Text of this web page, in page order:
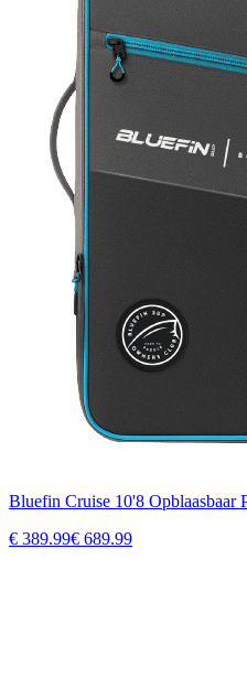
Bluefin Cruise 10'8 Opblaasbaar
€ 389.99€ 689.99